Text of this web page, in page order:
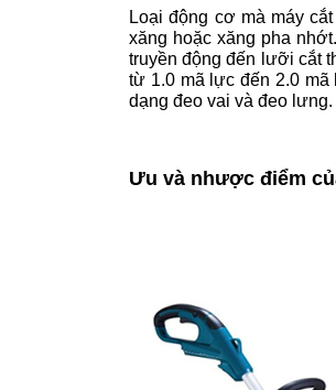
Loại động cơ mà máy
xăng hoặc xăng pha
truyền động đến lưỡi cắt
từ 1.0 mã lực đến 2.0
dạng đeo vai và đeo
Ưu và nhược điểm